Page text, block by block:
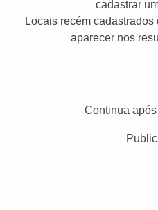
cadastrar
Locais recém
aparecer nos
Continua